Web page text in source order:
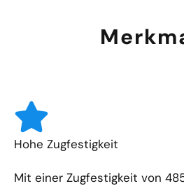
Hohe Zugfestigkeit
Mit einer Zugfestigkeit von